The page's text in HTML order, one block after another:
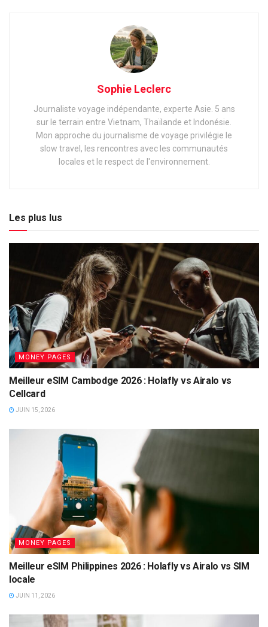
Sophie Leclerc
Journaliste voyage indépendante, experte Asie. 5 ans
sur le terrain entre Vietnam, Thaïlande et Indonésie.
Mon approche du journalisme de voyage privilégie le
slow travel, les rencontres avec les communautés
locales et le respect de l'environnement.
Les plus lus
MONEY PAGES
Meilleur eSIM Cambodge 2026 : Holafly vs Airalo vs
Cellcard
JUIN 15, 2026
MONEY PAGES
Meilleur eSIM Philippines 2026 : Holafly vs Airalo vs SIM
locale
JUIN 11, 2026